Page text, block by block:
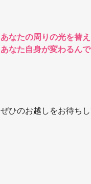
あなたの周りの光を替え
あなた自身が変わるん
ぜひのお越しをお待ち